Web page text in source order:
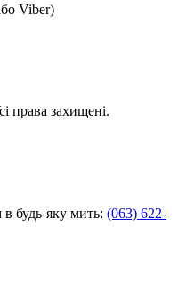
Viber)
права захищені.
будь-яку мить: (063) 622-